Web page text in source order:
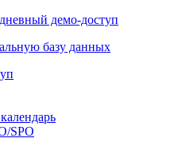
демо-доступ
базу данных
SPO